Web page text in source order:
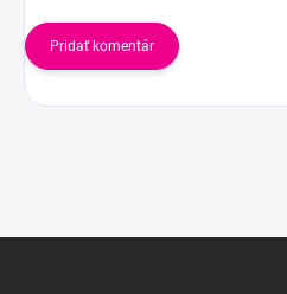
Pridať komentár